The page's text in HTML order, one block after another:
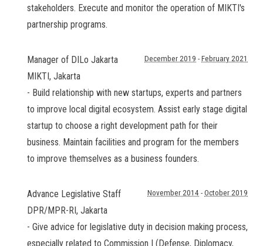
stakeholders. Execute and monitor the operation of MIKTI's
partnership programs.
Manager of DILo Jakarta
MIKTI, Jakarta
December 2019 - February 2021
- Build relationship with new startups, experts and partners
to improve local digital ecosystem. Assist early stage digital
startup to choose a right development path for their
business. Maintain facilities and program for the members
to improve themselves as a business founders.
Advance Legislative Staff
DPR/MPR-RI, Jakarta
November 2014 - October 2019
- Give advice for legislative duty in decision making process,
especially related to Commission I (Defense, Diplomacy,